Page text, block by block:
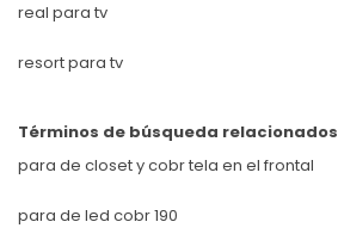
real para tv
resort para tv
Términos de búsqueda relacionados
para de closet y cobr tela en el frontal
para de led cobr 190